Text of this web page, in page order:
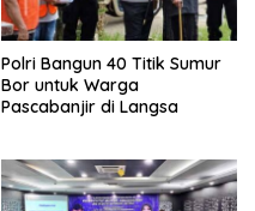
Polri Bangun 40 Titik Sumur
Bor untuk Warga
Pascabanjir di Langsa